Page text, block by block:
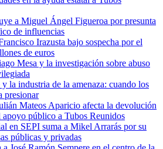
a Miguel Ángel Figueroa por presunta
de influencias
Irazusta bajo sospecha por el
de euros
Mesa y la investigación sobre abuso
la industria de la amenaza: cuando los
presionar
Mateos Aparicio afecta la devolución
público a Tubos Reunidos
en SEPI suma a Mikel Arrarás por su
públicas y privadas